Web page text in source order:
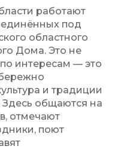
работают
под
областного
Дома. Это не
интересам — это
и традиции
Здесь общаются на
отмечают
поют